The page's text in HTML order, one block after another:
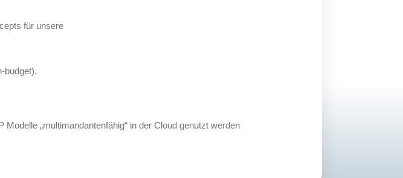
für unsere
budget).
„multimandantenfähig“ in der Cloud genutzt werden